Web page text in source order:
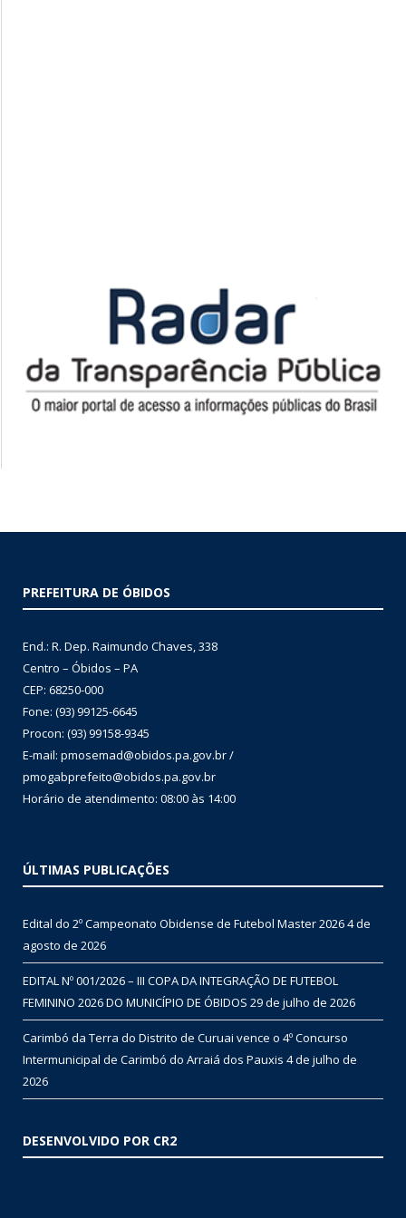
PREFEITURA DE ÓBIDOS
End.: R. Dep. Raimundo Chaves, 338
Centro – Óbidos – PA
CEP: 68250-000
Fone: (93) 99125-6645
Procon: (93) 99158-9345
E-mail: pmosemad@obidos.pa.gov.br /
pmogabprefeito@obidos.pa.gov.br
Horário de atendimento: 08:00 às 14:00
ÚLTIMAS PUBLICAÇÕES
Edital do 2º Campeonato Obidense de Futebol Master 20264 de
agosto de 2026
EDITAL Nº 001/2026 – III COPA DA INTEGRAÇÃO DE FUTEBOL
FEMININO 2026 DO MUNICÍPIO DE ÓBIDOS 29 de julho de 2026
Carimbó da Terra do Distrito de Curuai vence o 4º Concurso
Intermunicipal de Carimbó do Arraiá dos Pauxis 4 de julho de
2026
DESENVOLVIDO POR CR2